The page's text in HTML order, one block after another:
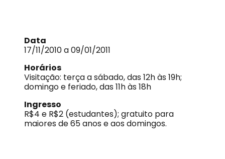
Data
17/11/2010 a 09/01/2011
Horários
Visitação: terça a sábado, das 12h às 19h;
domingo e feriado, das 11h às 18h
Ingresso
R$4 e R$2 (estudantes); gratuito para
maiores de 65 anos e aos domingos.